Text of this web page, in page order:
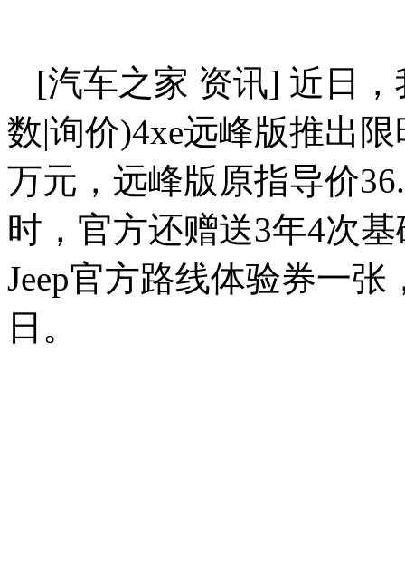
[汽车之家 资讯] 近日
数|询价)4xe远峰版推出
万元，远峰版原指导价
时，官方还赠送3年4次
Jeep官方路线体验券一
日。